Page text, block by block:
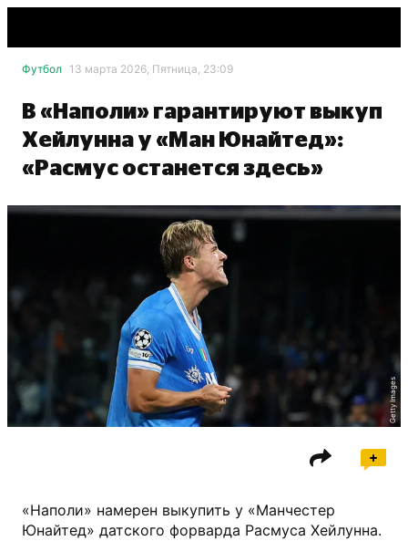
Футбол 13 марта 2026, Пятница, 23:09
В «Наполи» гарантируют выкуп
Хейлунна у «Ман Юнайтед»:
«Расмус останется здесь»
Getty Images
«Наполи» намерен выкупить у «Манчестер
Юнайтед» датского форварда Расмуса Хейлунна.